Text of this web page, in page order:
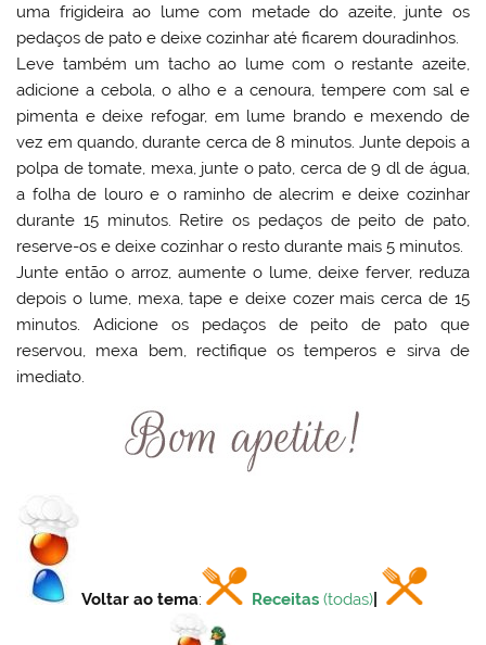
uma frigideira ao lume com metade do azeite, junte os
pedaços de pato e deixe cozinhar até ficarem douradinhos.
Leve também um tacho ao lume com o restante azeite,
adicione a cebola, o alho e a cenoura, tempere com sal e
pimenta e deixe refogar, em lume brando e mexendo de
vez em quando, durante cerca de 8 minutos. Junte depois a
polpa de tomate, mexa, junte o pato, cerca de 9 dl de água,
a folha de louro e o raminho de alecrim e deixe cozinhar
durante 15 minutos. Retire os pedaços de peito de pato,
reserve-os e deixe cozinhar o resto durante mais 5 minutos.
Junte então o arroz, aumente o lume, deixe ferver, reduza
depois o lume, mexa, tape e deixe cozer mais cerca de 15
minutos. Adicione os pedaços de peito de pato que
reservou, mexa bem, rectifique os temperos e sirva de
imediato.
Voltar ao tema: Receitas (todas)